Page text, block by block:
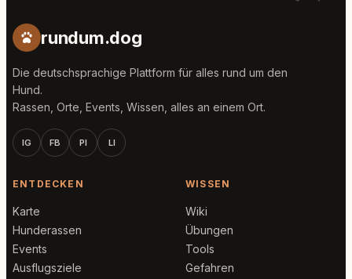
rundum.dog
Die deutschsprachige Plattform für alles rund um den
Hund.
Rassen, Orte, Events, Wissen, alles an einem Ort.
IG FB PI LI
ENTDECKEN
Karte
Hunderassen
Events
Ausflugsziele
WISSEN
Wiki
Übungen
Tools
Gefahren